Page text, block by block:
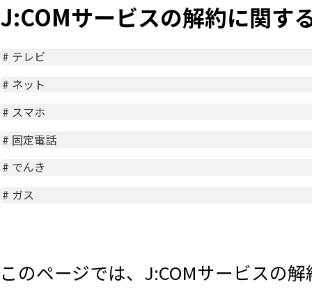
J:COMサービスの解約に関す
# テレビ
# ネット
# スマホ
# 固定電話
# でんき
# ガス
このページでは、J:COMサービスの